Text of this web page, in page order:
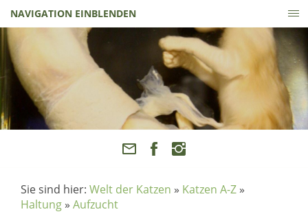
NAVIGATION EINBLENDEN
Sie sind hier: Welt der Katzen » Katzen A-Z »
Haltung » Aufzucht